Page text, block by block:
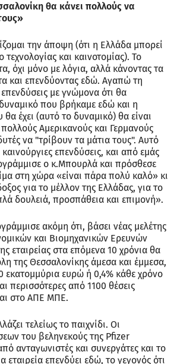
θα κάνει πολλούς να
την άποψη (ότι η Ελλάδα μπορεί
τεχνολογίας και καινοτομίας). Το
όχι μόνο με λόγια, αλλά κάνοντας τα
και επενδύοντας εδώ. Αγαπώ τη
με γνώμονα ότι θα
που βρήκαμε εδώ και η
έχει (αυτό το δυναμικό) θα είναι
Αμερικανούς και Γερμανούς
να "τρίβουν τα μάτια τους". Αυτό
επενδύσεις, και από εμάς
ο κ.Μπουρλά και πρόσθεσε
στη χώρα «είναι πάρα πολύ καλό» κι
για το μέλλον της Ελλάδας, για το
δουλειά, προσπάθεια και επιμονή».
ακόμη ότι, βάσει νέας μελέτης
και Βιομηχανικών Ερευνών
εταιρείας στα επόμενα 10 χρόνια θα
της Θεσσαλονίκης άμεσα και έμμεσα,
εκατομμύρια ευρώ ή 0,4% κάθε χρόνο
περισσότερες από 1100 θέσεις
στο ΑΠΕ ΜΠΕ.
τελείως το παιχνίδι. Οι
του βεληνεκούς της Pfizer
ανταγωνιστές και συνεργάτες και το
εταιρεία επενδύει εδώ, το γεγονός ότι